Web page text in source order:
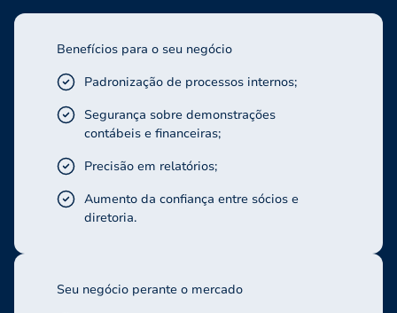
Benefícios para o seu negócio
Padronização de processos internos;
Segurança sobre demonstrações
contábeis e financeiras;
Precisão em relatórios;
Aumento da confiança entre sócios e
diretoria.
Seu negócio perante o mercado